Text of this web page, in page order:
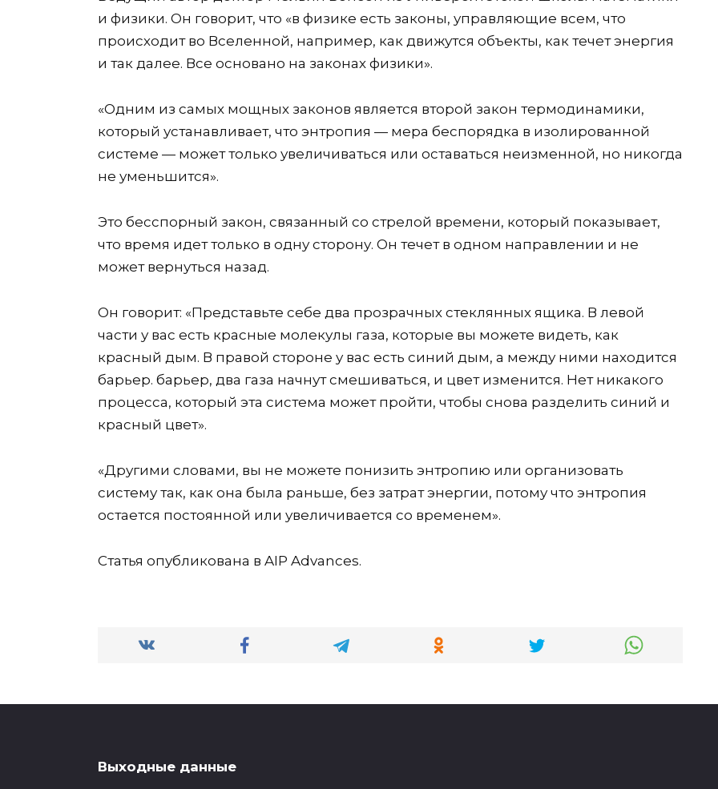
и физики. Он говорит, что «в физике есть законы, управляющие всем, что
происходит во Вселенной, например, как движутся объекты, как течет энергия
и так далее. Все основано на законах физики».
«Одним из самых мощных законов является второй закон термодинамики,
который устанавливает, что энтропия — мера беспорядка в изолированной
системе — может только увеличиваться или оставаться неизменной, но никогда
не уменьшится».
Это бесспорный закон, связанный со стрелой времени, который показывает,
что время идет только в одну сторону. Он течет в одном направлении и не
может вернуться назад.
Он говорит: «Представьте себе два прозрачных стеклянных ящика. В левой
части у вас есть красные молекулы газа, которые вы можете видеть, как
красный дым. В правой стороне у вас есть синий дым, а между ними находится
барьер. барьер, два газа начнут смешиваться, и цвет изменится. Нет никакого
процесса, который эта система может пройти, чтобы снова разделить синий и
красный цвет».
«Другими словами, вы не можете понизить энтропию или организовать
систему так, как она была раньше, без затрат энергии, потому что энтропия
остается постоянной или увеличивается со временем».
Статья опубликована в AIP Advances.
Выходные данные